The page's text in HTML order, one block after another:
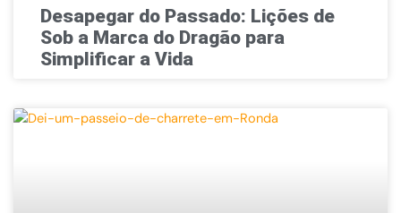
Desapegar do Passado: Lições de
Sob a Marca do Dragão para
Simplificar a Vida